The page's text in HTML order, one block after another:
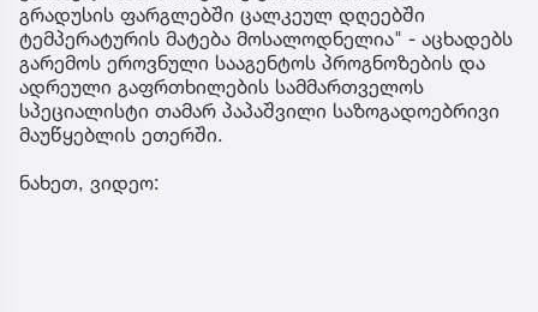
გრადუსის ფარგლებში ცალკეულ დღეებში
ტემპერატურის მატება მოსალოდნელია" - აცხადებს
გარემოს ეროვნული სააგენტოს პროგნოზების და
ადრეული გაფრთხილების სამმართველოს
სპეციალისტი თამარ პაპაშვილი საზოგადოებრივი
მაუწყებლის ეთერში.
ნახეთ, ვიდეო: